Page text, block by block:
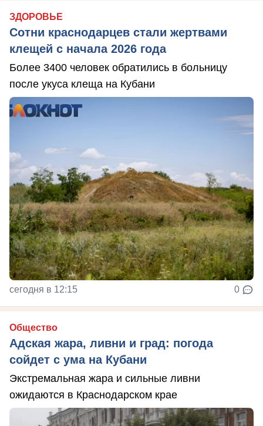
ЗДОРОВЬЕ
Сотни краснодарцев стали жертвами
клещей с начала 2026 года
Более 3400 человек обратились в больницу
после укуса клеща на Кубани
сегодня в 12:15 0
Общество
Адская жара, ливни и град: погода
сойдет с ума на Кубани
Экстремальная жара и сильные ливни
ожидаются в Краснодарском крае